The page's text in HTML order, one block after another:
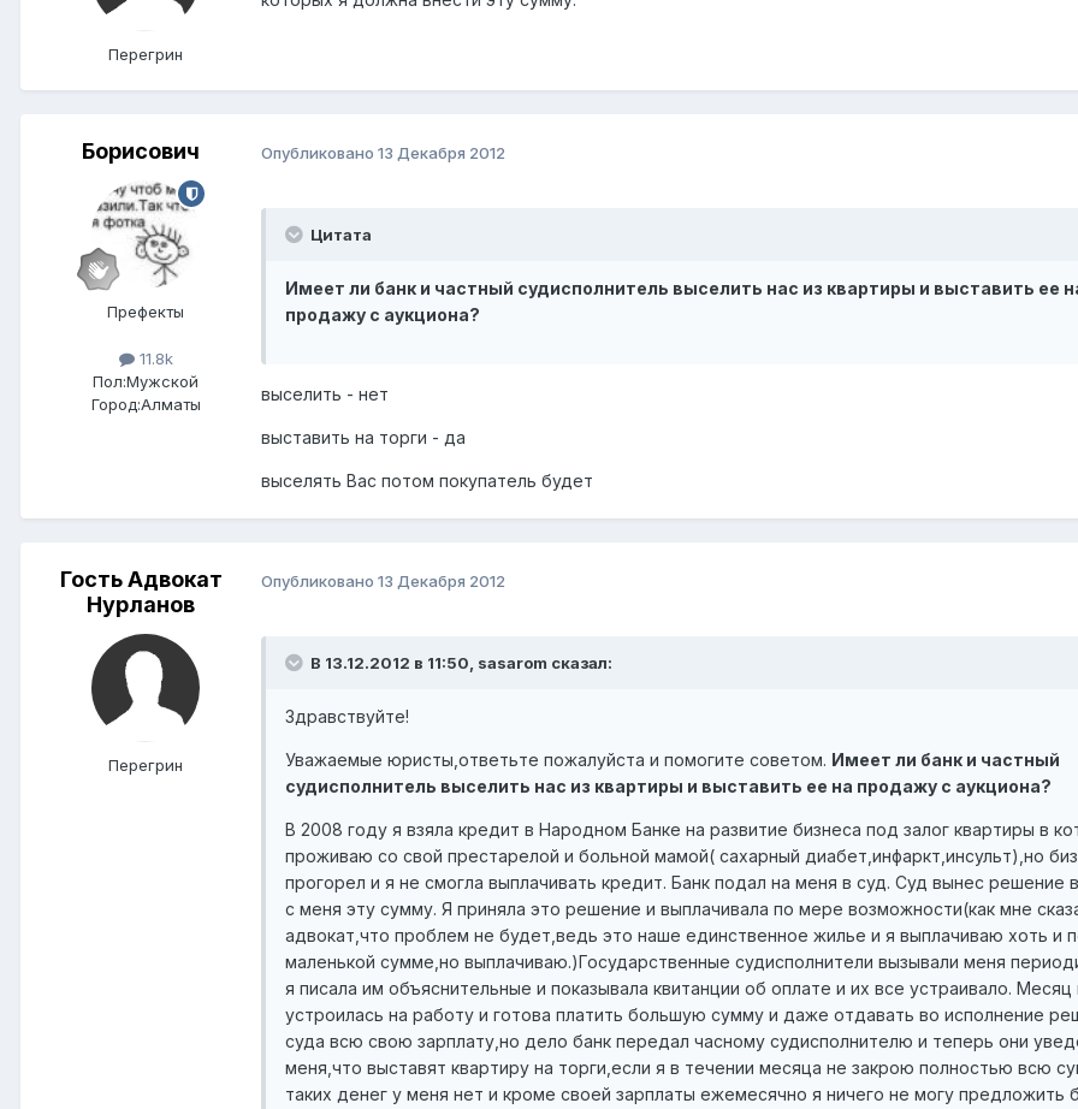
Перегрин
Борисович
Префекты
11.8k
Пол:Мужской
Город:Алматы
Опубликовано 13 Декабря 2012
Цитата
Имеет ли банк и частный судисполнитель выселить нас из квартиры и выставить ее
продажу с аукциона?
выселить - нет
выставить на торги - да
выселять Вас потом покупатель будет
Гость Адвокат
Нурланов
Перегрин
Опубликовано 13 Декабря 2012
В 13.12.2012 в 11:50, sasarom сказал:
Здравствуйте!
Уважаемые юристы,ответьте пожалуйста и помогите советом. Имеет ли банк и частный
судисполнитель выселить нас из квартиры и выставить ее на продажу с аукциона?
В 2008 году я взяла кредит в Народном Банке на развитие бизнеса под залог квартиры в
проживаю со свой престарелой и больной мамой( сахарный диабет,инфаркт,инсульт),но
прогорел и я не смогла выплачивать кредит. Банк подал на меня в суд. Суд вынес решение
с меня эту сумму. Я приняла это решение и выплачивала по мере возможности(как мне
адвокат,что проблем не будет,ведь это наше единственное жилье и я выплачиваю хоть и
маленькой сумме,но выплачиваю.)Государственные судисполнители вызывали меня
я писала им объяснительные и показывала квитанции об оплате и их все устраивало. Месяц
устроилась на работу и готова платить большую сумму и даже отдавать во исполнение
суда всю свою зарплату,но дело банк передал часному судисполнителю и теперь они
меня,что выставят квартиру на торги,если я в течении месяца не закрою полностью всю
таких денег у меня нет и кроме своей зарплаты ежемесячно я ничего не могу предложить